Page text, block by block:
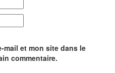
mail et mon site dans le
commentaire.